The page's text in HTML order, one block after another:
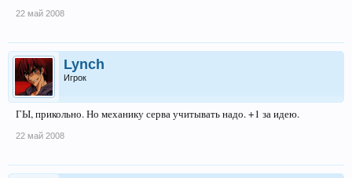
22 май 2008
Lynch
Игрок
ГЫ, прикольно. Но механику серва учитывать надо. +1 за идею.
22 май 2008